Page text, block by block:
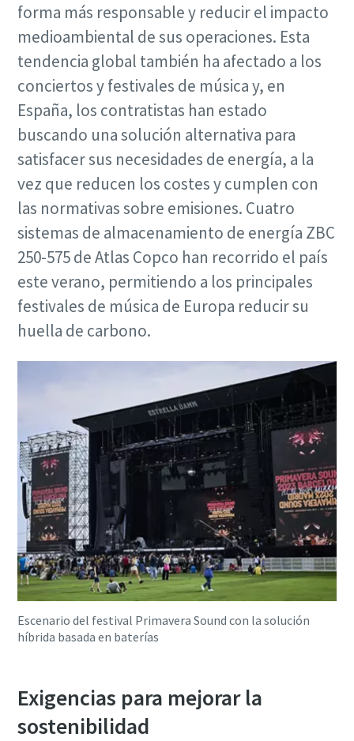
forma más responsable y reducir el impacto
medioambiental de sus operaciones. Esta
tendencia global también ha afectado a los
conciertos y festivales de música y, en
España, los contratistas han estado
buscando una solución alternativa para
satisfacer sus necesidades de energía, a la
vez que reducen los costes y cumplen con
las normativas sobre emisiones. Cuatro
sistemas de almacenamiento de energía ZBC
250-575 de Atlas Copco han recorrido el país
este verano, permitiendo a los principales
festivales de música de Europa reducir su
huella de carbono.
Escenario del festival Primavera Sound con la solución
híbrida basada en baterías
Exigencias para mejorar la
sostenibilidad